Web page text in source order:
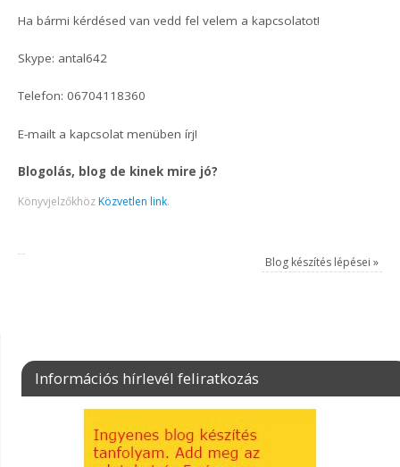
Ha bármi kérdésed van vedd fel velem a kapcsolatot!
Skype: antal642
Telefon: 06704118360
E-mailt a kapcsolat menüben írj!
Blogolás, blog de kinek mire jó?
Könyvjelzőkhöz Közvetlen link.
Blog készítés lépései »
Információs hírlevél feliratkozás